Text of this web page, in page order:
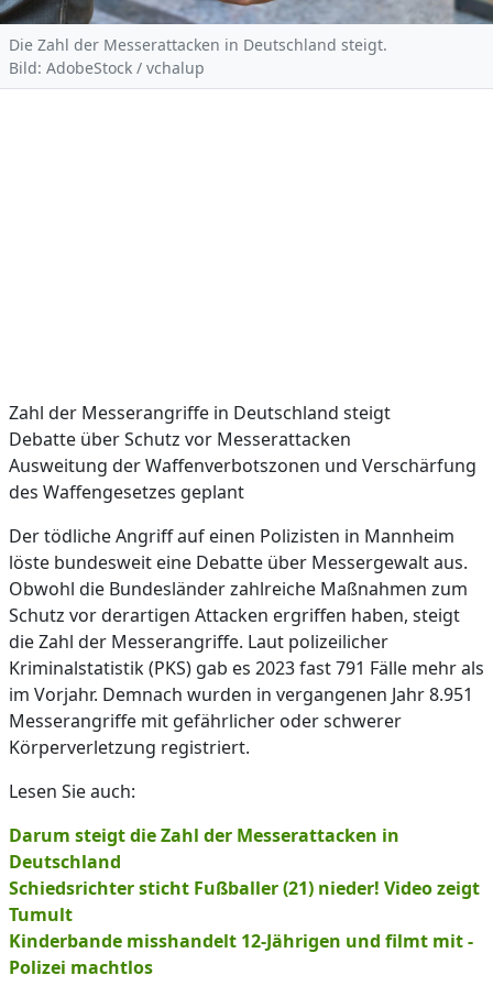
Die Zahl der Messerattacken in Deutschland steigt.
Bild: AdobeStock / vchalup
Zahl der Messerangriffe in Deutschland steigt
Debatte über Schutz vor Messerattacken
Ausweitung der Waffenverbotszonen und Verschärfung
des Waffengesetzes geplant
Der tödliche Angriff auf einen Polizisten in Mannheim
löste bundesweit eine Debatte über Messergewalt aus.
Obwohl die Bundesländer zahlreiche Maßnahmen zum
Schutz vor derartigen Attacken ergriffen haben, steigt
die Zahl der Messerangriffe. Laut polizeilicher
Kriminalstatistik (PKS) gab es 2023 fast 791 Fälle mehr als
im Vorjahr. Demnach wurden in vergangenen Jahr 8.951
Messerangriffe mit gefährlicher oder schwerer
Körperverletzung registriert.
Lesen Sie auch:
Darum steigt die Zahl der Messerattacken in
Deutschland
Schiedsrichter sticht Fußballer (21) nieder! Video zeigt
Tumult
Kinderbande misshandelt 12-Jährigen und filmt mit -
Polizei machtlos